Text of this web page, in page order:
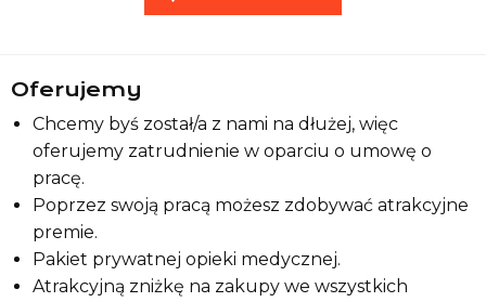
Oferujemy
Chcemy byś został/a z nami na dłużej, więc
oferujemy zatrudnienie w oparciu o umowę o
pracę.
Poprzez swoją pracą możesz zdobywać atrakcyjne
premie.
Pakiet prywatnej opieki medycznej.
Atrakcyjną zniżkę na zakupy we wszystkich